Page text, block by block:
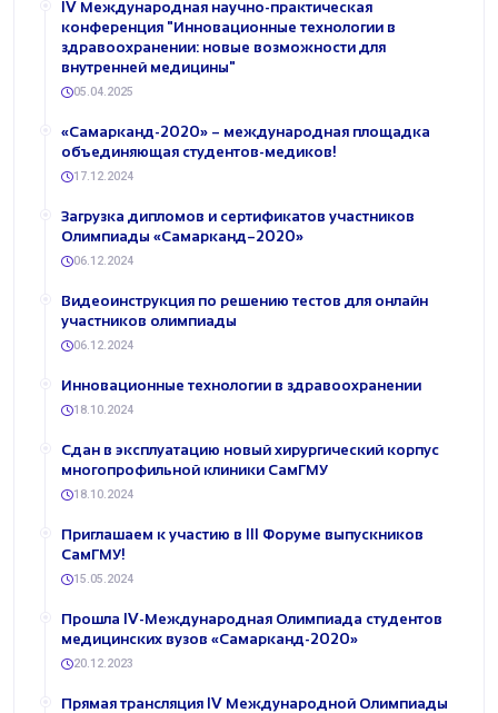
IV Международная научно-практическая
конференция "Инновационные технологии в
здравоохранении: новые возможности для
внутренней медицины"
05.04.2025
«Самарканд-2020» – международная площадка
объединяющая студентов-медиков!
17.12.2024
Загрузка дипломов и сертификатов участников
Олимпиады «Самарканд–2020»
06.12.2024
Видеоинструкция по решению тестов для онлайн
участников олимпиады
06.12.2024
Инновационные технологии в здравоохранении
18.10.2024
Сдан в эксплуатацию новый хирургический корпус
многопрофильной клиники СамГМУ
18.10.2024
​Приглашаем к участию в III Форуме выпускников
СамГМУ!
15.05.2024
Прошла IV-Международная Олимпиада студентов
медицинских вузов «Самарканд-2020»
20.12.2023
Прямая трансляция IV Международной Олимпиады